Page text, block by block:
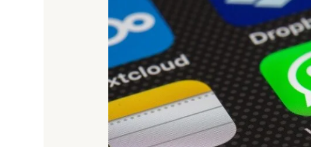
Praktis
Integrasi
Website
dengan
Marketplace
dan
Media
Sosial